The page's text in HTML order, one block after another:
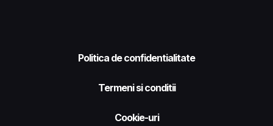
Politica de confidentialitate
Termeni si conditii
Cookie-uri